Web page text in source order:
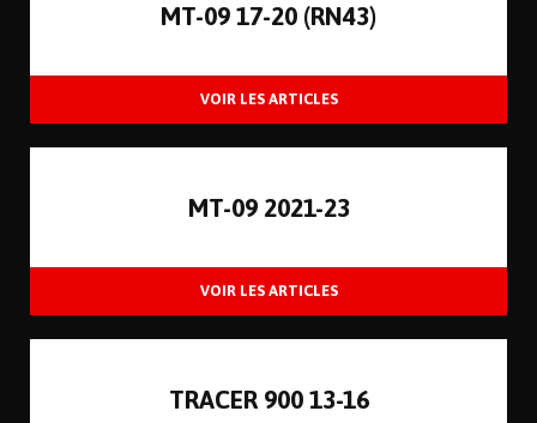
MT-09 17-20 (RN43)
MT-09 2021-23
TRACER 900 13-16